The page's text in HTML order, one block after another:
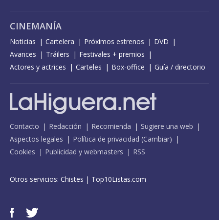
CINEMANÍA
Noticias Cartelera Próximos estrenos
DVD
Avances
Tráilers
Festivales + premios
Actores y actrices
Carteles Box-office Guía / directorio
Contacto Redacción Recomienda
Sugiere una web
Aspectos legales
Política de privacidad (Cambiar)
Cookies
Publicidad y webmasters RSS
Otros servicios: Chistes | Top10Listas.com